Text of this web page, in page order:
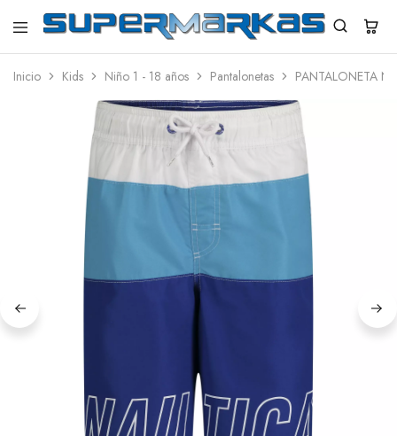
SuperMarkas
Ropa
con
Inicio Kids Niño 1 - 18 años Pantalonetas PANTALONETA